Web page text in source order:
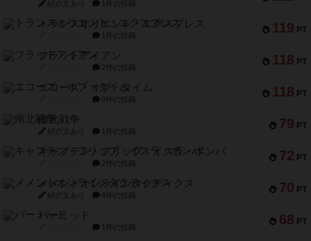
紹介文あり 1件の投稿
119 PT
トランスオリエント・エクスプレス
1件の投稿
118 PT
フラットアイアン
2件の投稿
118 PT
エコーズ・オブ・タイム
8件の投稿
79 PT
南北戦争
紹介文あり 1件の投稿
72 PT
キャプテン・フリップ：イスラ・ボンバ
2件の投稿
70 PT
メメントオンラインタクティクス
紹介文あり 4件の投稿
68 PT
パーミッド
1件の投稿